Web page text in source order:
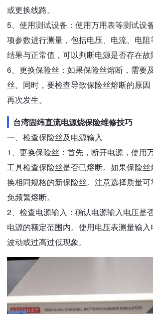
或更换线路。
5、使用测试设备：使用万用表等测试设
项参数进行测量，包括电压、电流、电
结果与正常值，可以判断电源是否存在故
6、更换保险丝：如果保险丝熔断，需要
丝。同时，要检查导致保险丝熔断的原
再次发生。
台湾固纬直流电源烧保险维修技巧
一、检查保险丝及电源输入
1、更换保险丝：首先，断开电源，使用
工具检查保险丝是否已熔断。如果保险丝
换相同规格的新保险丝。注意选择质量
免频繁熔断。
2、检查电源输入：确认电源输入电压是
电源的额定范围内。使用电压表测量输
波动或过高过低现象。